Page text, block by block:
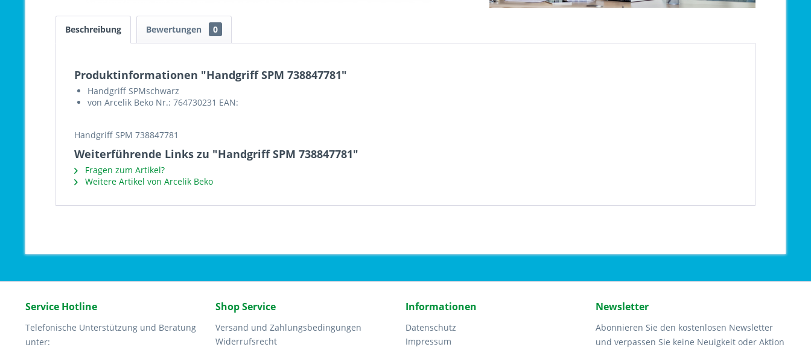
Beschreibung Bewertungen 0
Produktinformationen "Handgriff SPM 738847781"
Handgriff SPMschwarz
von Arcelik Beko Nr.: 764730231 EAN:
Handgriff SPM 738847781
Weiterführende Links zu "Handgriff SPM 738847781"
Fragen zum Artikel?
Weitere Artikel von Arcelik Beko
Service Hotline
Telefonische Unterstützung und Beratung
unter:
Shop Service
Versand und Zahlungsbedingungen
Widerrufsrecht
Informationen
Datenschutz
Impressum
Newsletter
Abonnieren Sie den kostenlosen Newsletter
und verpassen Sie keine Neuigkeit oder Aktion